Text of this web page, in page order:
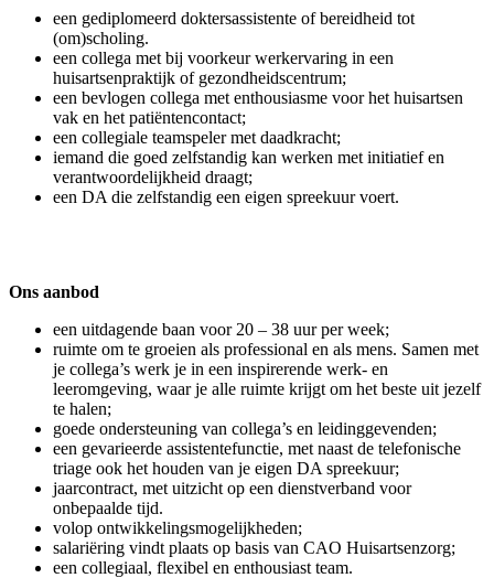
een gediplomeerd doktersassistente of bereidheid tot
(om)scholing.
een collega met bij voorkeur werkervaring in een
huisartsenpraktijk of gezondheidscentrum;
een bevlogen collega met enthousiasme voor het huisartsen
vak en het patiëntencontact;
een collegiale teamspeler met daadkracht;
iemand die goed zelfstandig kan werken met initiatief en
verantwoordelijkheid draagt;
een DA die zelfstandig een eigen spreekuur voert.
Ons aanbod
een uitdagende baan voor 20 – 38 uur per week;
ruimte om te groeien als professional en als mens. Samen met
je collega’s werk je in een inspirerende werk- en
leeromgeving, waar je alle ruimte krijgt om het beste uit jezelf
te halen;
goede ondersteuning van collega’s en leidinggevenden;
een gevarieerde assistentefunctie, met naast de telefonische
triage ook het houden van je eigen DA spreekuur;
jaarcontract, met uitzicht op een dienstverband voor
onbepaalde tijd.
volop ontwikkelingsmogelijkheden;
salariëring vindt plaats op basis van CAO Huisartsenzorg;
een collegiaal, flexibel en enthousiast team.